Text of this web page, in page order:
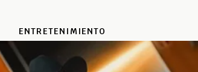
ENTRETENIMIENTO